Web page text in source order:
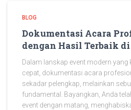
BLOG
Dokumentasi Acara
dengan Hasil Terbaik
Dalam lanskap event modern
cepat, dokumentasi acara
sekadar pelengkap, melainkan
fundamental. Bayangkan, Anda
event dengan matang,